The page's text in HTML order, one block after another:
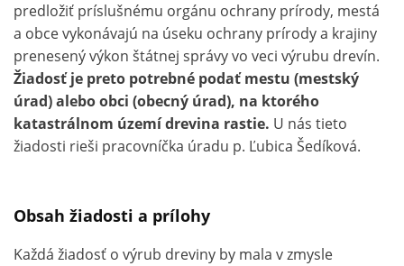
predložiť príslušnému orgánu ochrany prírody, mestá
a obce vykonávajú na úseku ochrany prírody a krajiny
prenesený výkon štátnej správy vo veci výrubu drevín.
Žiadosť je preto potrebné podať mestu (mestský
úrad) alebo obci (obecný úrad), na ktorého
katastrálnom území drevina rastie. U nás tieto
žiadosti rieši pracovníčka úradu p. Ľubica Šedíková.
Obsah žiadosti a prílohy
Každá žiadosť o výrub dreviny by mala v zmysle